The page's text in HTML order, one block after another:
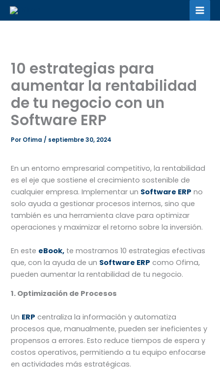
10 estrategias para
aumentar la rentabilidad
de tu negocio con un
Software ERP
Por Ofima / septiembre 30, 2024
En un entorno empresarial competitivo, la rentabilidad
es el eje que sostiene el crecimiento sostenible de
cualquier empresa. Implementar un Software ERP no
solo ayuda a gestionar procesos internos, sino que
también es una herramienta clave para optimizar
operaciones y maximizar el retorno sobre la inversión.
En este eBook, te mostramos 10 estrategias efectivas
que, con la ayuda de un Software ERP como Ofima,
pueden aumentar la rentabilidad de tu negocio.
1. Optimización de Procesos
Un ERP centraliza la información y automatiza
procesos que, manualmente, pueden ser ineficientes y
propensos a errores. Esto reduce tiempos de espera y
costos operativos, permitiendo a tu equipo enfocarse
en actividades más estratégicas.